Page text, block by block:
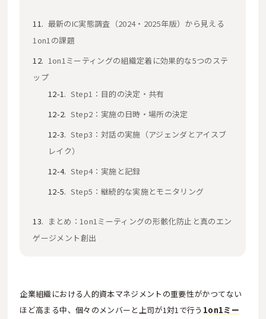
最新のIC実態調査（2024・2025年版）から見える
1on1の課題
1on1ミーティングの組織定着に効果的な5つのステ
ップ
Step1：目的の決定・共有
Step2：実施の日時・場所の決定
Step3：対話の実施（アジェンダとアイスブ
レイク）
Step4：実施と記録
Step5：継続的な実施とモニタリング
まとめ：1on1ミーティングの形骸化防止と真のエン
ゲージメント創出
企業組織における人的資本マネジメントの重要性がかつてない
ほど高まる中、個々のメンバーと上司が1対1で行う 1on1ミー